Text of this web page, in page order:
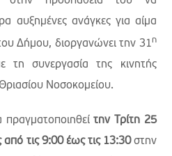
αυξημένες ανάγκες για αίμα
Δήμου, διοργανώνει την 31η
τη συνεργασία της κινητής
Νοσοκομείου.
πραγματοποιηθείτην Τρίτη 25
τις 9:00 έως τις 13:30στην